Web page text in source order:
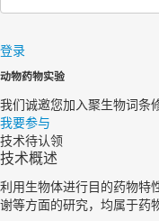
登录
动物药物实验
我们诚邀您加入聚生物词条
我要参与
技术待认领
技术概述
利用生物体进行目的药物特
谢等方面的研究，均属于药